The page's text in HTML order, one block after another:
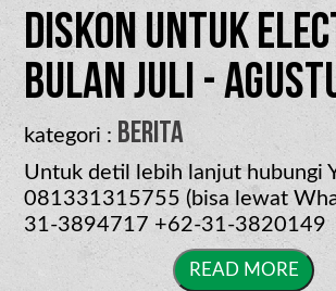
DISKON untuk
bulan Juli -
kategori : berita
Untuk detil lebih lanjut hubungi
081331315755 (bisa lewat
31-3894717 +62-31-3820149